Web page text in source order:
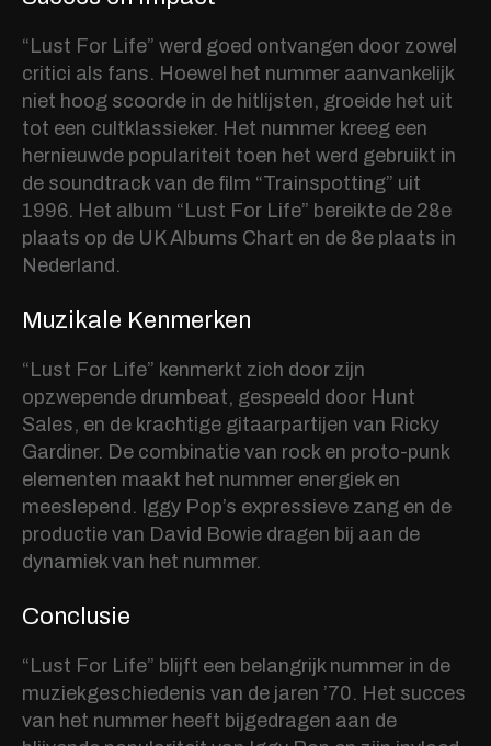
“Lust For Life” werd goed ontvangen door zowel
critici als fans. Hoewel het nummer aanvankelijk
niet hoog scoorde in de hitlijsten, groeide het uit
tot een cultklassieker. Het nummer kreeg een
hernieuwde populariteit toen het werd gebruikt in
de soundtrack van de film “Trainspotting” uit
1996. Het album “Lust For Life” bereikte de 28e
plaats op de UK Albums Chart en de 8e plaats in
Nederland.
Muzikale Kenmerken
“Lust For Life” kenmerkt zich door zijn
opzwepende drumbeat, gespeeld door Hunt
Sales, en de krachtige gitaarpartijen van Ricky
Gardiner. De combinatie van rock en proto-punk
elementen maakt het nummer energiek en
meeslepend. Iggy Pop’s expressieve zang en de
productie van David Bowie dragen bij aan de
dynamiek van het nummer.
Conclusie
“Lust For Life” blijft een belangrijk nummer in de
muziekgeschiedenis van de jaren ’70. Het succes
van het nummer heeft bijgedragen aan de